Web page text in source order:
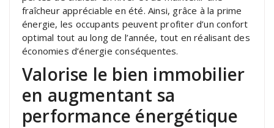
fraîcheur appréciable en été. Ainsi, grâce à la prime
énergie, les occupants peuvent profiter d’un confort
optimal tout au long de l’année, tout en réalisant des
économies d’énergie conséquentes.
Valorise le bien immobilier
en augmentant sa
performance énergétique